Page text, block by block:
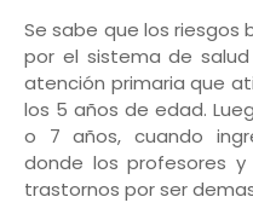
Se sabe que los
por el sistema de
atención primaria que
los 5 años de edad.
o 7 años, cuando
donde los profesores
trastornos por ser